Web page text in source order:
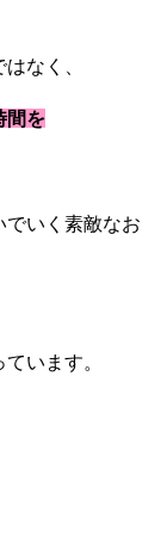
なく、
間を
でいく素敵なお
います。